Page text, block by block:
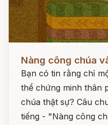
Nàng công chúa
Bạn có tin rằng chỉ
thể chứng minh thân
chúa thật sự? Câu
tiếng - "Nàng công